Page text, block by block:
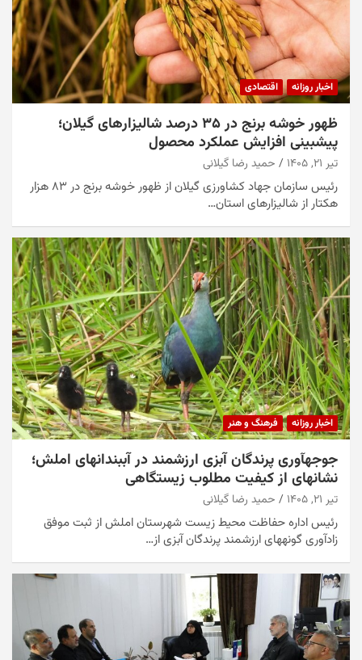
اخبار روزانه اقتصادی
ظهور خوشه برنج در ۳۵ درصد شالیزارهای گیلان؛
پیشبینی افزایش عملکرد محصول
تیر ۲۱, ۱۴۰۵ حمید رضا گیلانی
رئیس سازمان جهاد کشاورزی گیلان از ظهور خوشه برنج در ۸۳ هزار
هکتار از شالیزارهای استان…
اخبار روزانه فرهنگ و هنر
جوجهآوری پرندگان آبزی ارزشمند در آببندانهای املش؛
نشانهای از کیفیت مطلوب زیستگاهی
تیر ۲۱, ۱۴۰۵ حمید رضا گیلانی
رئیس اداره حفاظت محیط زیست شهرستان املش از ثبت موفق
زادآوری گونههای ارزشمند پرندگان آبزی از…